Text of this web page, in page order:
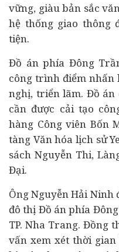
vững, giàu bản sắc
hệ thống giao thông
tiện.
Đồ án phía Đông
công trình điểm
nghị, triển lãm. Đồ án
cần được cải tạo
hàng Công viên Bốn
tàng Văn hóa lịch sử
sách Nguyễn Thi,
Đại.
Ông Nguyễn Hải Ninh
đô thị Đồ án phía
TP. Nha Trang. Đồng
vấn xem xét thời